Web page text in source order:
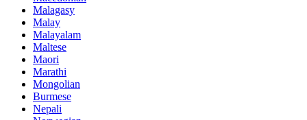
Malagasy
Malay
Malayalam
Maltese
Maori
Marathi
Mongolian
Burmese
Nepali